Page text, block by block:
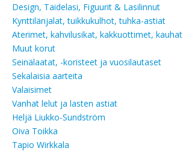
Design, Taidelasi, Figuurit & Lasilinnut
Kynttilänjalat, tuikkukulhot, tuhka-astiat
Aterimet, kahvilusikat, kakkuottimet, kauhat
Muut korut
Seinälaatat, -koristeet ja vuosilautaset
Sekalaisia aarteita
Valaisimet
Vanhat lelut ja lasten astiat
Heljä Liukko-Sundström
Oiva Toikka
Tapio Wirkkala